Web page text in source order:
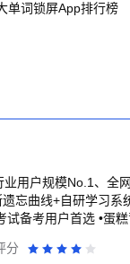
单词锁屏App排行榜
好评超150万+ 核心特色： 新增日
+自研学习系统 涵盖
备考用户首选 •蛋
研/雅思等词书 •考试
分